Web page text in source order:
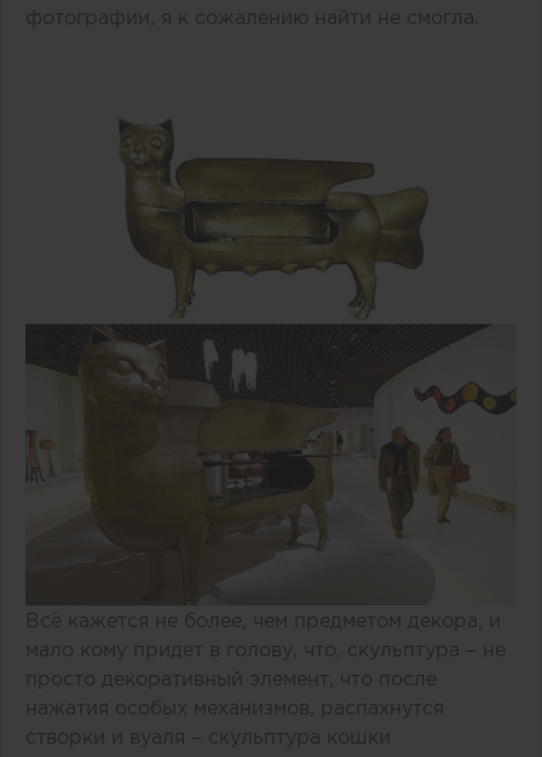
фотографии, я к сожалению найти не смогла.
Всё кажется не более, чем предметом декора, и
мало кому придет в голову, что, скульптура – не
просто декоративный элемент, что после
нажатия особых механизмов, распахнутся
створки и вуаля – скульптура кошки